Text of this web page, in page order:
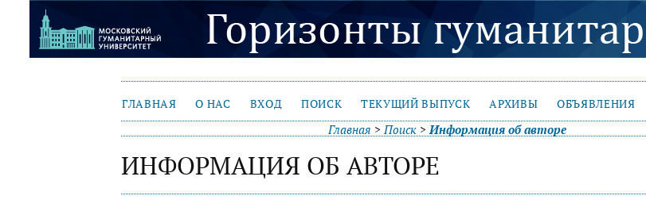
ГЛАВНАЯ О НАС ВХОД ПОИСК ТЕКУЩИЙ ВЫПУСК АРХИВЫ ОБЪЯВЛЕНИЯ
Главная >Поиск >Информация об авторе
ИНФОРМАЦИЯ ОБ АВТОРЕ